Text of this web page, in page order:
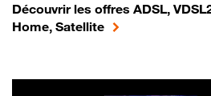
Découvrir les offres ADSL,
Home, Satellite